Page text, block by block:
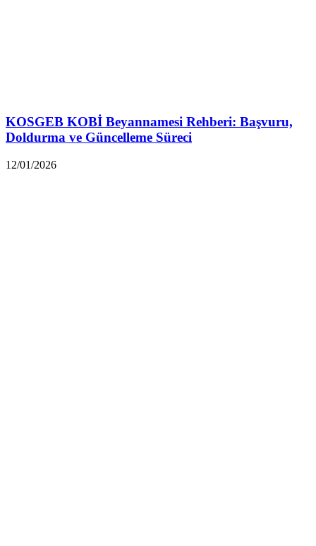
KOSGEB KOBİ Beyannamesi Rehberi: Başvuru,
Doldurma ve Güncelleme Süreci
12/01/2026